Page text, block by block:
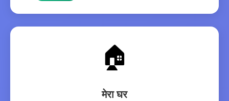
🏠
मेरा घर